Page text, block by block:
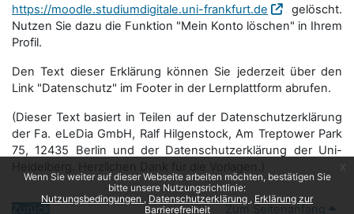
Wenn Sie weiter auf dieser Webseite arbeiten möchten, bestätigen Sie
bitte unsere Nutzungsrichtlinie:
Nutzungsbedingungen
Datenschutzerklärung
Erklärung zur
Barrierefreiheit
https://moodle.studiumdigitale.uni-frankfurt.de
gelöscht.
Nutzen Sie dazu die Funktion "Mein Konto löschen" in Ihrem
Profil.
Den Text dieser Erklärung können Sie jederzeit über den
Link "Datenschutz" im Footer in der Lernplattform abrufen.
(Dieser Text basiert in Teilen auf der Datenschutzerklärung
der Fa. eLeDia GmbH, Ralf Hilgenstock, Am Treptower Park
75, 12435 Berlin und der Datenschutzerklärung der Uni-
Zurück Zum Seitenanfang